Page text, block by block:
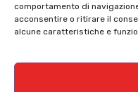
comportamento di
acconsentire o ritirare il
alcune caratteristiche e
Supporto e contatti